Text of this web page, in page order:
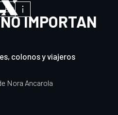
ES
Sobre
la
NOIMPORTAN
colonos y viajeros
Nora Ancarola
Entra
a
la